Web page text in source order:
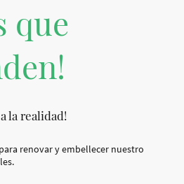
que
la realidad!
renovar y embellecer nuestro